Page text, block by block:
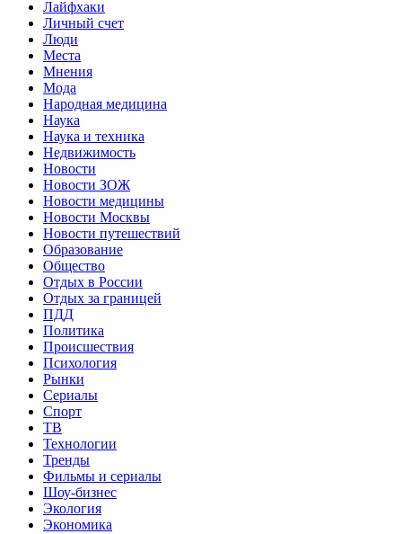
Лайфхаки
Личный счет
Люди
Места
Мнения
Мода
Народная медицина
Наука
Наука и техника
Недвижимость
Новости
Новости ЗОЖ
Новости медицины
Новости Москвы
Новости путешествий
Образование
Общество
Отдых в России
Отдых за границей
ПДД
Политика
Происшествия
Психология
Рынки
Сериалы
Спорт
ТВ
Технологии
Тренды
Фильмы и сериалы
Шоу-бизнес
Экология
Экономика